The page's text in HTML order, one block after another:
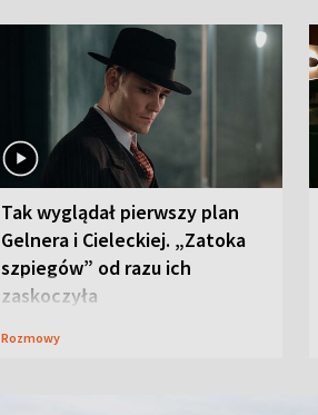
Tak wyglądał pierwszy plan
Gelnera i Cieleckiej. „Zatoka
szpiegów” od razu ich
zaskoczyła
Rozmowy